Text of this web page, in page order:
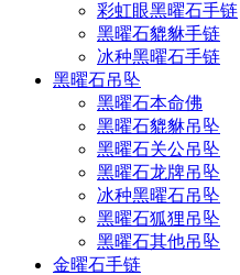
彩虹眼黑曜石手链
黑曜石貔貅手链
冰种黑曜石手链
黑曜石吊坠
黑曜石本命佛
黑曜石貔貅吊坠
黑曜石关公吊坠
黑曜石龙牌吊坠
冰种黑曜石吊坠
黑曜石狐狸吊坠
黑曜石其他吊坠
金曜石手链